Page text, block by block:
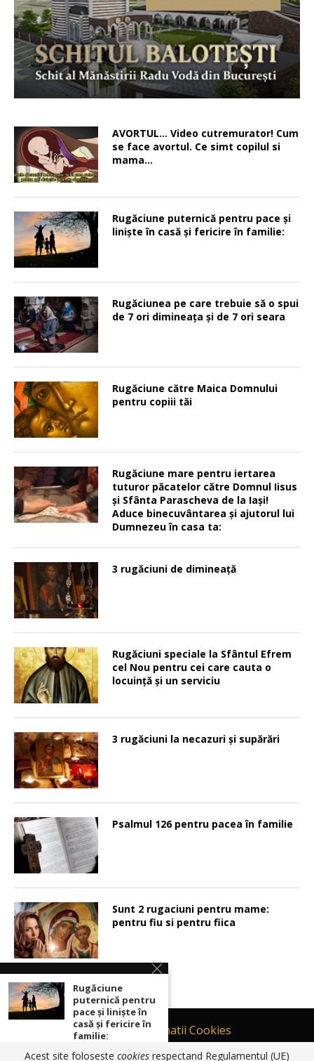
AVORTUL… Video cutremurator! Cum
se face avortul. Ce simt copilul si
mama…
Rugăciune puternică pentru pace şi
linişte în casă şi fericire în familie:
Rugăciunea pe care trebuie să o spui
de 7 ori dimineața și de 7 ori seara
Rugăciune către Maica Domnului
pentru copiii tăi
Rugăciune mare pentru iertarea
tuturor păcatelor către Domnul Iisus
şi Sfânta Parascheva de la Iaşi!
Aduce binecuvântarea şi ajutorul lui
Dumnezeu în casa ta:
3 rugăciuni de dimineață
Rugăciuni speciale la Sfântul Efrem
cel Nou pentru cei care cauta o
locuinţă şi un serviciu
3 rugăciuni la necazuri și supărări
Psalmul 126 pentru pacea în familie
Sunt 2 rugaciuni pentru mame:
pentru fiu si pentru fiica
Contact
Informatii Cookies
Politică de Confidențialitate
Rugăciune
puternică pentru
pace şi linişte în
casă şi fericire în
familie:
Acest site foloseste cookies respectand Regulamentul (UE)